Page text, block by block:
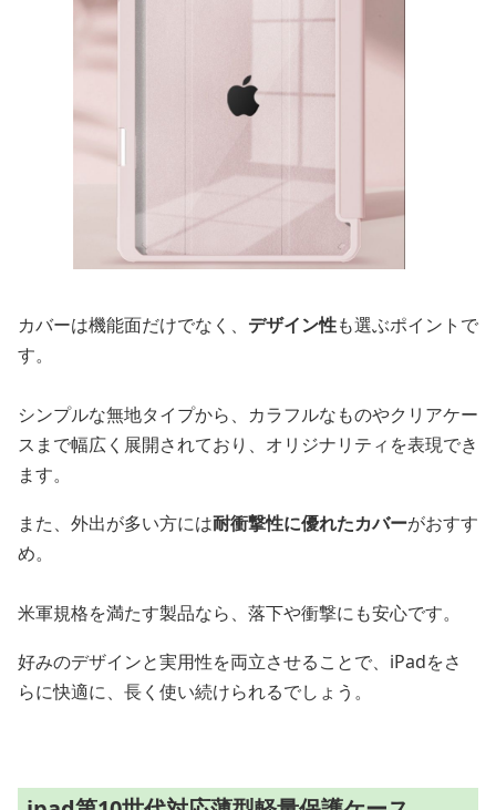
カバーは機能面だけでなく、 デザイン性も選ぶポイントで
す。
シンプルな無地タイプから、カラフルなものやクリアケー
スまで幅広く展開されており、オリジナリティを表現でき
ます。
また、外出が多い方には耐衝撃性に優れたカバーがおすす
め。
米軍規格を満たす製品なら、落下や衝撃にも安心です。
好みのデザインと実用性を両立させることで、iPadをさ
らに快適に、長く使い続けられるでしょう。